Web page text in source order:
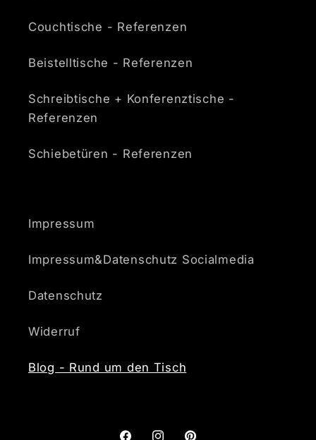
Couchtische - Referenzen
Beistelltische - Referenzen
Schreibtische + Konferenztische -
Referenzen
Schiebetüren - Referenzen
Impressum
Impressum&Datenschutz Socialmedia
Datenschutz
Widerruf
Blog - Rund um den Tisch